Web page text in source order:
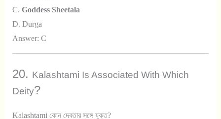
C. Goddess Sheetala
D. Durga
Answer: C
20. Kalashtami Is Associated With Which
Deity?
Kalashtami কোন দেবতার সঙ্গে যুক্ত?